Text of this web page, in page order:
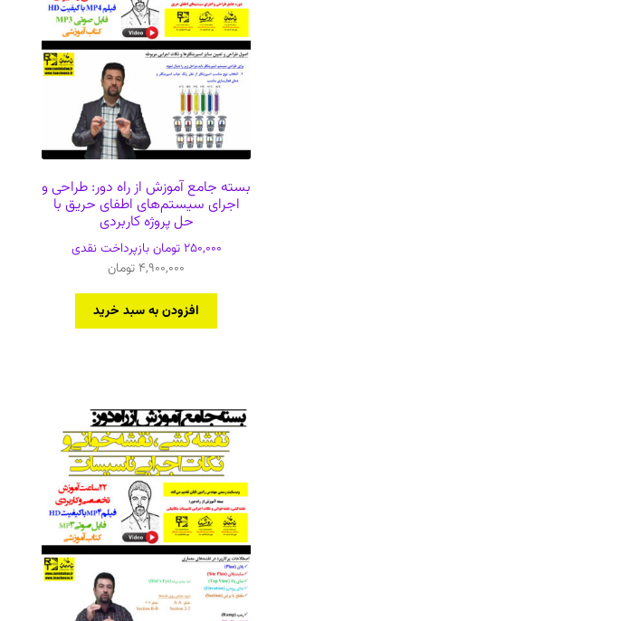
بسته جامع آموزش از راه دور: طراحی و
اجرای سیستم‌های اطفای حریق با
حل پروژه کاربردی
250,000 تومانبازپرداخت نقدی
4,900,000 تومان
افزودن به سبد خرید